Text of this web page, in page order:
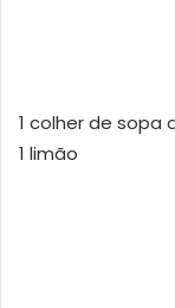
1 colher de sopa
1 limão